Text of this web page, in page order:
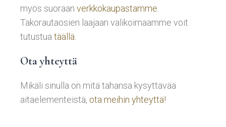
myös suoraan verkkokaupastamme
Takorautaosien laajaan valikoimaamme voit
tutustua täällä
Ota yhteyttä
Mikäli sinulla on mitä tahansa kysyttävää
aitaelementeistä, ota meihin yhteyttä!